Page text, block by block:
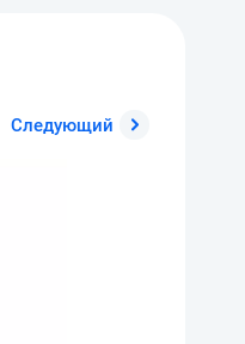
Следующий